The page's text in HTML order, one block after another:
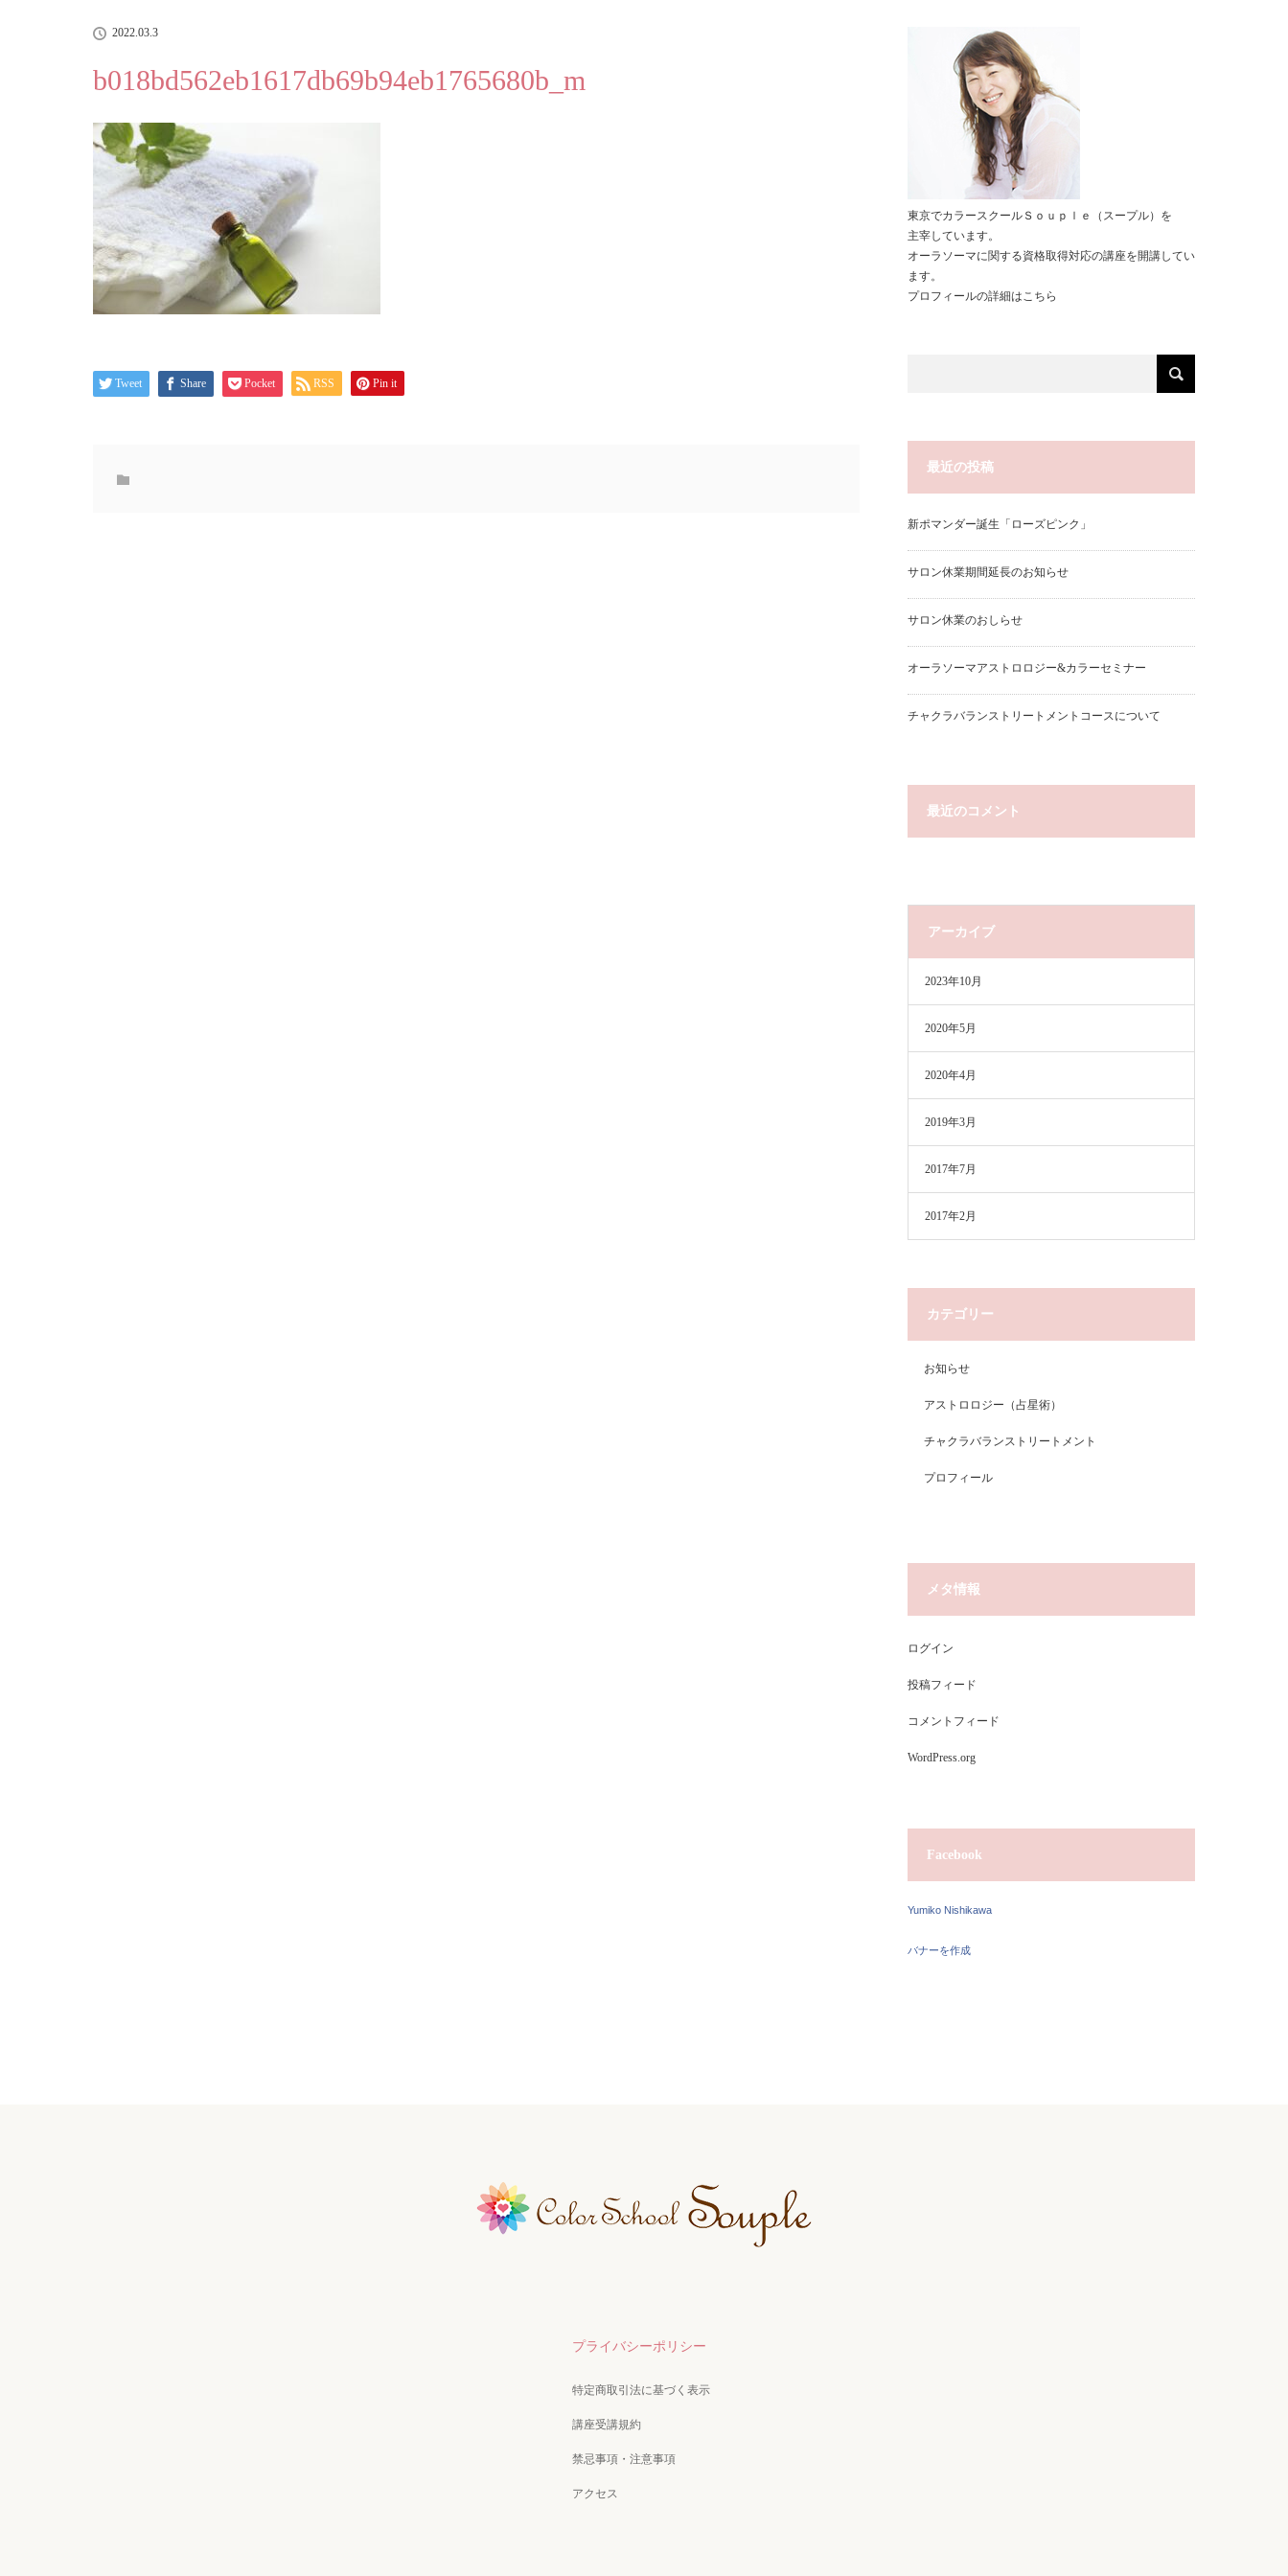
2022.03.3
b018bd562eb1617db69b94eb1765680b_m
Tweet Share Pocket RSS Pin it
東京でカラースクールＳｏｕｐｌｅ（スープル）を
主宰しています。
オーラソーマに関する資格取得対応の講座を開講してい
ます。
プロフィールの詳細はこちら
最近の投稿
新ポマンダー誕生「ローズピンク」
サロン休業期間延長のお知らせ
サロン休業のおしらせ
オーラソーマアストロロジー&カラーセミナー
チャクラバランストリートメントコースについて
最近のコメント
アーカイブ
2023年10月
2020年5月
2020年4月
2019年3月
2017年7月
2017年2月
カテゴリー
お知らせ
アストロロジー（占星術）
チャクラバランストリートメント
プロフィール
メタ情報
ログイン
投稿フィード
コメントフィード
WordPress.org
Facebook
Yumiko Nishikawa
バナーを作成
プライバシーポリシー
特定商取引法に基づく表示
講座受講規約
禁忌事項・注意事項
アクセス